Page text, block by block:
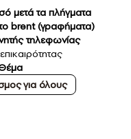
μετά τα πλήγματα
brent (γραφήματα)
τηλεφωνίας
για όλους